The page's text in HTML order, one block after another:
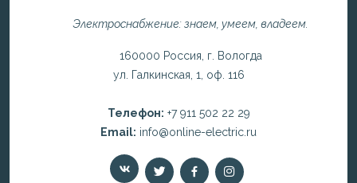
Электроснабжение: знаем, умеем, владеем.
160000 Россия, г. Вологда
ул. Галкинская, 1, оф. 116
Телефон: +7 911 502 22 29
Email: info@online-electric.ru